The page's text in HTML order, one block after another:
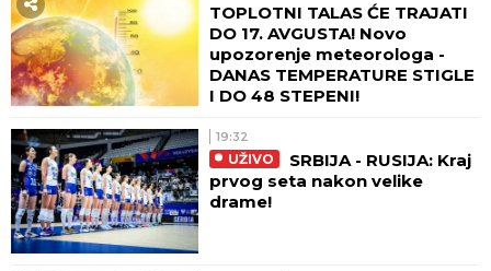
TOPLOTNI TALAS ĆE TRAJATI
DO 17. AVGUSTA! Novo
upozorenje meteorologa -
DANAS TEMPERATURE STIGLE
I DO 48 STEPENI!
19:32
UŽIVO
SRBIJA - RUSIJA: Kraj
prvog seta nakon velike
drame!